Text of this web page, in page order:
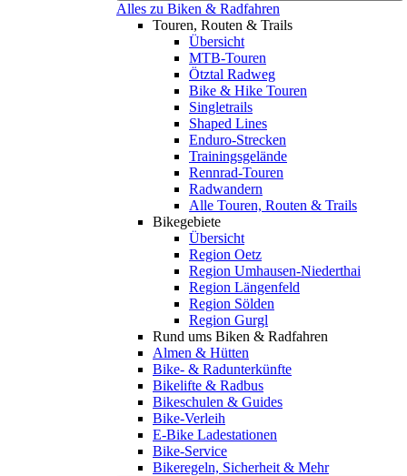
Alles zu Biken & Radfahren
Touren, Routen & Trails
Übersicht
MTB-Touren
Ötztal Radweg
Bike & Hike Touren
Singletrails
Shaped Lines
Enduro-Strecken
Trainingsgelände
Rennrad-Touren
Radwandern
Alle Touren, Routen & Trails
Bikegebiete
Übersicht
Region Oetz
Region Umhausen-Niederthai
Region Längenfeld
Region Sölden
Region Gurgl
Rund ums Biken & Radfahren
Almen & Hütten
Bike- & Radunterkünfte
Bikelifte & Radbus
Bikeschulen & Guides
Bike-Verleih
E-Bike Ladestationen
Bike-Service
Bikeregeln, Sicherheit & Mehr